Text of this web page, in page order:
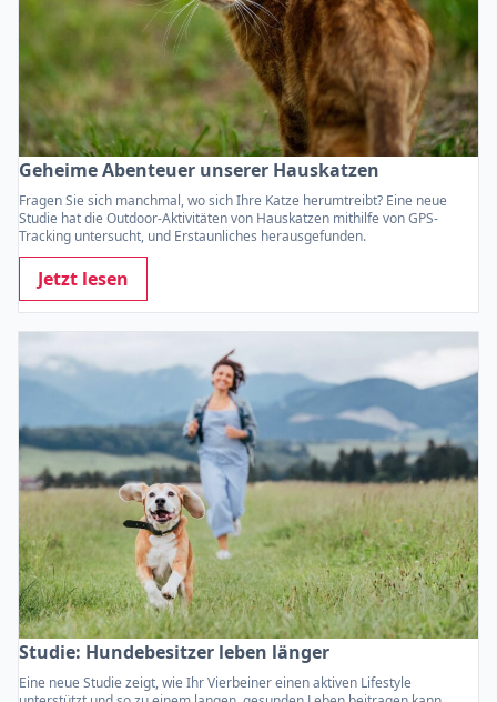
Geheime Abenteuer unserer Hauskatzen
Fragen Sie sich manchmal, wo sich Ihre Katze herumtreibt? Eine neue
Studie hat die Outdoor-Aktivitäten von Hauskatzen mithilfe von GPS-
Tracking untersucht, und Erstaunliches herausgefunden.
Jetzt lesen
Studie: Hundebesitzer leben länger
Eine neue Studie zeigt, wie Ihr Vierbeiner einen aktiven Lifestyle